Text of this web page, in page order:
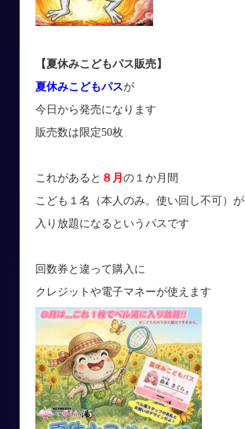
【夏休みこどもパス販売】
夏休みこどもパスが
今日から発売になります
販売数は限定50枚
これがあると ８月 の１か月間
こども１名（本人のみ。使い回し不可）が
入り放題になるというパスです
回数券と違って購入に
クレジットや電子マネーが使えます